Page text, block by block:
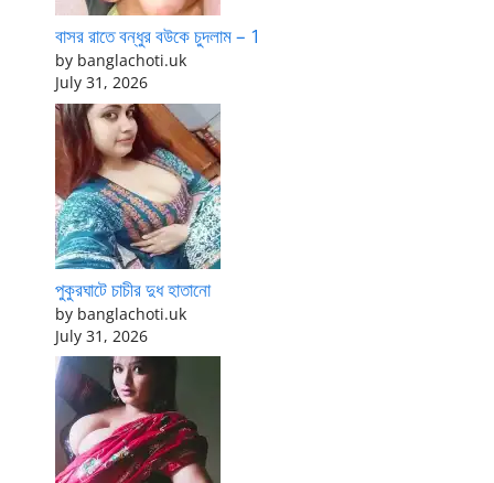
বাসর রাতে বন্ধুর বউকে চুদলাম – 1
by banglachoti.uk
July 31, 2026
পুকুরঘাটে চাচীর দুধ হাতানো
by banglachoti.uk
July 31, 2026